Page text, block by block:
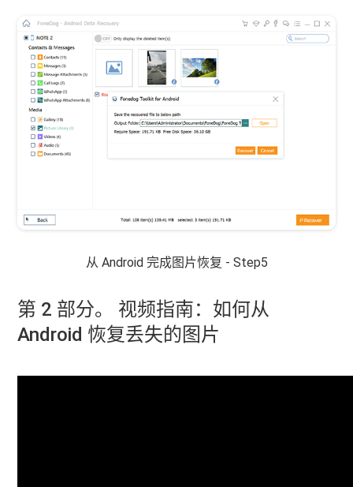
从 Android 完成图片恢复 - Step5
第 2 部分。 视频指南：如何从
Android 恢复丢失的图片